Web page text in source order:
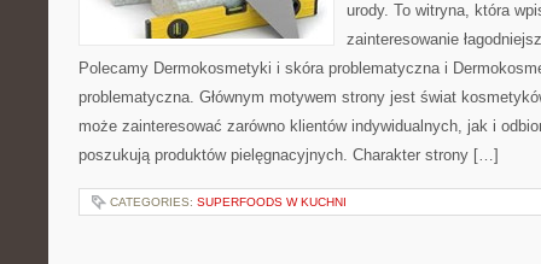
urody. To witryna, która
zainteresowanie
Polecamy Dermokosmetyki i skóra problematyczna i
problematyczna. Głównym motywem strony jest świat
może zainteresować zarówno klientów indywidualnych, jak i
poszukują produktów pielęgnacyjnych. Charakter strony […]
CATEGORIES: SUPERFOODS W KUCHNI